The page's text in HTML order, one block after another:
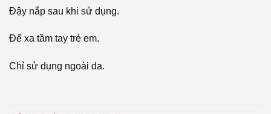
Đậy nắp sau khi sử dụng.
Để xa tầm tay trẻ em.
Chỉ sử dụng ngoài da.